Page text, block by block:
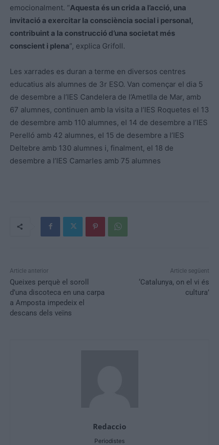
emocionalment. “Aquesta és un crida a l’acció, una
invitació a exercitar la consciència social i personal,
contribuint a la construcció d’una societat més
conscient i plena”, explica Grifoll.
Les xarrades es duran a terme en diversos centres
educatius als alumnes de 3r ESO. Van començar el dia 5
de desembre a l’IES Candelera de l’Ametlla de Mar, amb
67 alumnes, continuen amb la visita a l’IES Roquetes el 13
de desembre amb 110 alumnes, el 14 de desembre a l’IES
Perelló amb 42 alumnes, el 15 de desembre a l’IES
Deltebre amb 130 alumnes i, finalment, el 18 de
desembre a l’IES Camarles amb 75 alumnes
Article anterior
Queixes perquè el soroll
d’una discoteca en una carpa
a Amposta impedeix el
descans dels veïns
Article següent
‘Catalunya, on el vi és
cultura’
Redaccio
Periodistes